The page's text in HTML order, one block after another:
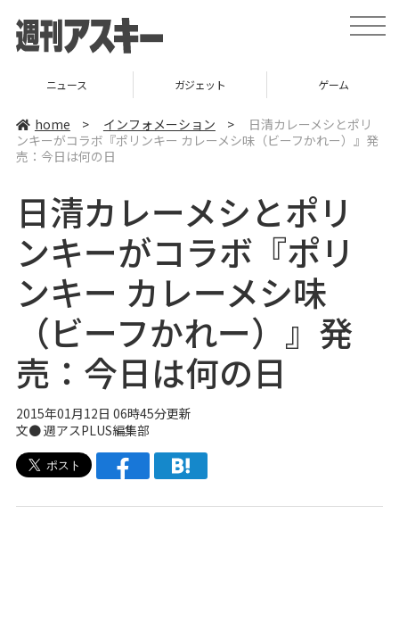
t
o
v
i
ニュース ガジェット ゲーム
home > インフォメーション >
日清カレーメシとポリ
ンキーがコラボ『ポリンキー カレーメシ味（ビーフかれー）』発
売：今日は何の日
日清カレーメシとポリ
ンキーがコラボ『ポリ
ンキー カレーメシ味
（ビーフかれー）』発
売：今日は何の日
2015年01月12日 06時45分更新
文●週アスPLUS編集部